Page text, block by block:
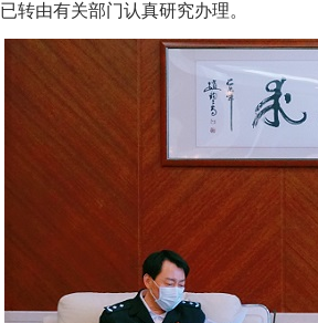
已转由有关部门认真研究办理。